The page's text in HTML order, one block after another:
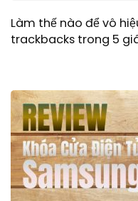
Làm thế nào để vô
trackbacks trong 5